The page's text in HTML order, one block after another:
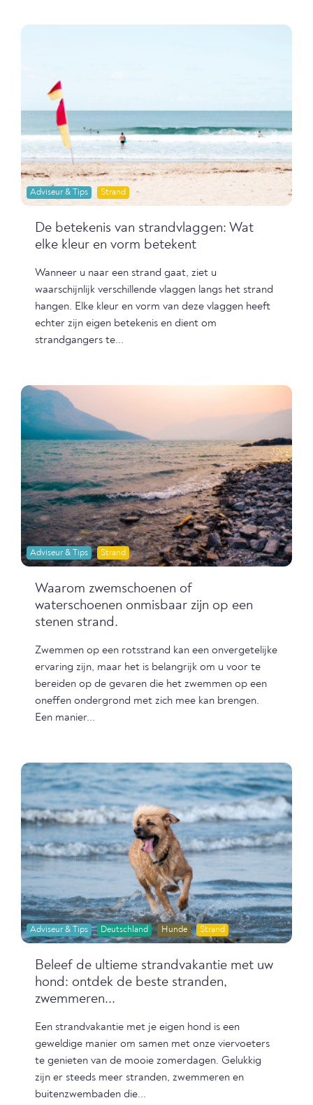
Adviseur & Tips Strand
De betekenis van strandvlaggen: Wat
elke kleur en vorm betekent
Wanneer u naar een strand gaat, ziet u
waarschijnlijk verschillende vlaggen langs het strand
hangen. Elke kleur en vorm van deze vlaggen heeft
echter zijn eigen betekenis en dient om
strandgangers te...
Adviseur & Tips Strand
Waarom zwemschoenen of
waterschoenen onmisbaar zijn op een
stenen strand.
Zwemmen op een rotsstrand kan een onvergetelijke
ervaring zijn, maar het is belangrijk om u voor te
bereiden op de gevaren die het zwemmen op een
oneffen ondergrond met zich mee kan brengen.
Een manier...
Adviseur & Tips Deutschland Hunde Strand
Beleef de ultieme strandvakantie met uw
hond: ontdek de beste stranden,
zwemmeren...
Een strandvakantie met je eigen hond is een
geweldige manier om samen met onze viervoeters
te genieten van de mooie zomerdagen. Gelukkig
zijn er steeds meer stranden, zwemmeren en
buitenzwembaden die...